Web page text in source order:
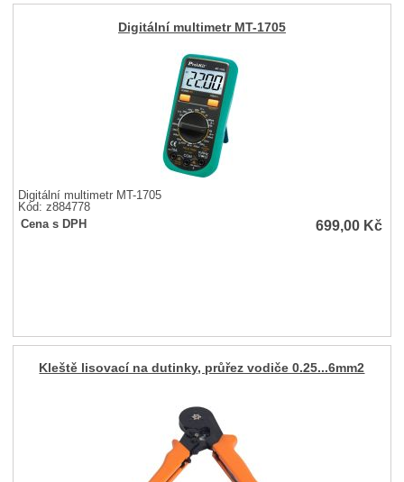
Digitální multimetr MT-1705
Digitální multimetr MT-1705
Kód: z884778
Cena s DPH
699,00 Kč
Kleště lisovací na dutinky, průřez vodiče 0.25...6mm2